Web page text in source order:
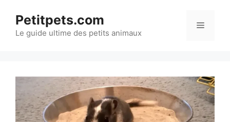
contenu
Petitpets.com
Le guide ultime des petits animaux
Menu